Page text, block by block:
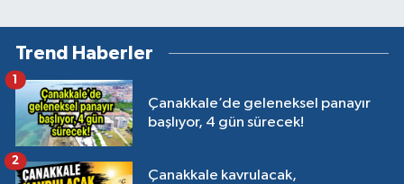
Trend Haberler
Çanakkale’de geleneksel panayır
başlıyor, 4 gün sürecek!
1
Çanakkale kavrulacak,
2